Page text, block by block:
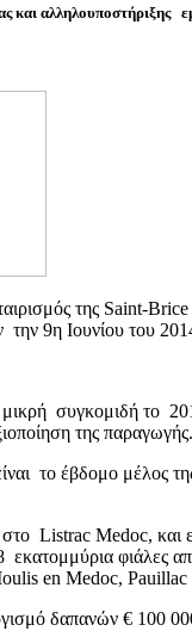
και αλληλουποστήριξης
της Saint-
9η Ιουνίου του
συγκομιδή το
της παραγωγής.
το έβδομο μέλος
Listrac Medoc, και
εκατομμύρια φιάλες
en Medoc, Pauillac
δαπανών € 100